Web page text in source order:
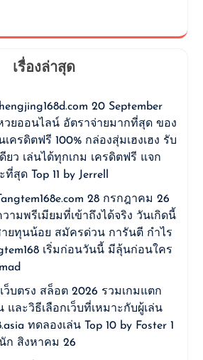
เรื่องล่าสุด
20 September
วยออนไลน์ อัตราจ่ายมากที่สุด ของ
ครดิตฟรี 100% กล่องสุ่มเฮงเฮง รับ
ยว เล่นได้ทุกเกม เครดิตฟรี แจก
ที่สุด Top 11 by Jerrell
28 กรกฎาคม 26
วามพรีเมียมที่เข้าถึงได้จริง วันเกิดนี้
ยทุนน้อย สมัครด่วน การันตี กำไร
เริ่มก่อนวันนี้ มีลุ้นก่อนใคร
ว็บตรง สล็อต 2026 รวมเกมแตก
และวิธีเลือกเว็บที่เหมาะกับผู้เล่น
ทดลองเล่น Top 10 by Foster 1
ก สิงหาคม 26